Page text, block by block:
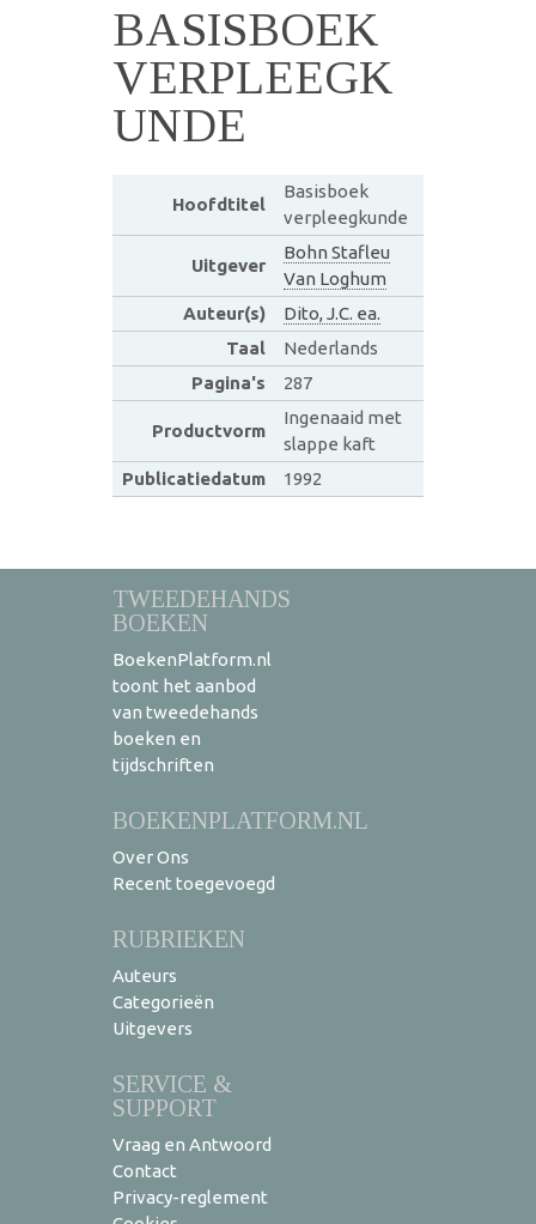
BASISBOEK
VERPLEEGK
UNDE
Hoofdtitel
Basisboek
verpleegkunde
Uitgever
Bohn Stafleu
Van Loghum
Auteur(s)
Dito, J.C. ea.
Taal
Nederlands
Pagina's
287
Productvorm
Ingenaaid met
slappe kaft
Publicatiedatum
1992
TWEEDEHANDS
BOEKEN
BoekenPlatform.nl
toont het aanbod
van tweedehands
boeken en
tijdschriften
BOEKENPLATFORM.NL
Over Ons
Recent toegevoegd
RUBRIEKEN
Auteurs
Categorieën
Uitgevers
SERVICE &
SUPPORT
Vraag en Antwoord
Contact
Privacy-reglement